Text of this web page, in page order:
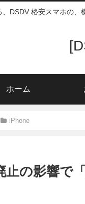
、DSDV 格安スマホの、
ホーム
iPhone
止の影響